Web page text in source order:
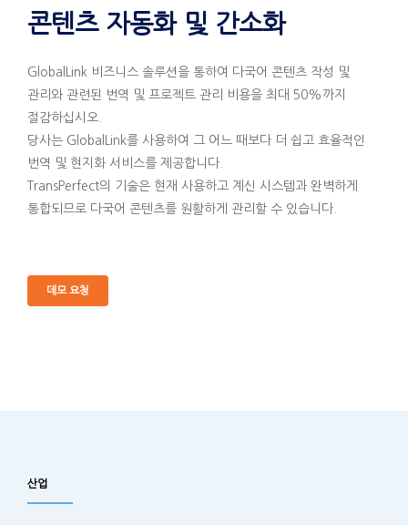
콘텐츠 자동화 및 간소화
GlobalLink 비즈니스 솔루션을 통하여 다국어 콘텐츠 작성 및
관리와 관련된 번역 및 프로젝트 관리 비용을 최대 50%까지
절감하십시오.
당사는 GlobalLink를 사용하여 그 어느 때보다 더 쉽고 효율적인
번역 및 현지화 서비스를 제공합니다.
TransPerfect의 기술은 현재 사용하고 계신 시스템과 완벽하게
통합되므로 다국어 콘텐츠를 원활하게 관리할 수 있습니다.
데모 요청
산업